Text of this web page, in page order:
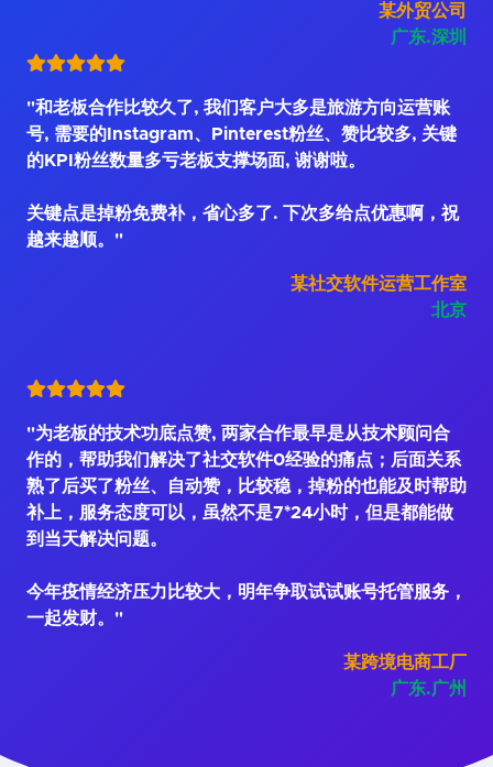
某外贸公司
广东.深圳
"和老板合作比较久了, 我们客户大多是旅游方向运营账
号, 需要的Instagram、Pinterest粉丝、赞比较多, 关键
的KPI粉丝数量多亏老板支撑场面, 谢谢啦。
关键点是掉粉免费补，省心多了. 下次多给点优惠啊，祝
越来越顺。"
某社交软件运营工作室
北京
"为老板的技术功底点赞, 两家合作最早是从技术顾问合
作的，帮助我们解决了社交软件0经验的痛点；后面关系
熟了后买了粉丝、自动赞，比较稳，掉粉的也能及时帮助
补上，服务态度可以，虽然不是7*24小时，但是都能做
到当天解决问题。
今年疫情经济压力比较大，明年争取试试账号托管服务，
一起发财。"
某跨境电商工厂
广东.广州